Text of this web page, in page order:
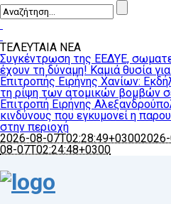
ΤΕΛΕΥΤΑΙΑ ΝΕΑ
Συγκέντρωση της ΕΕΔΥΕ,
έχουν τη δύναμη! Καμιά θυσία
Επιτροπής Ειρήνης Χανίων:
τη ρίψη των ατομικών βομβών
Επιτροπή Ειρήνης
κινδύνους που εγκυμονεί η
στην περιοχή
2026-08-07T02:28:49+0300
08-07T02:24:48+0300